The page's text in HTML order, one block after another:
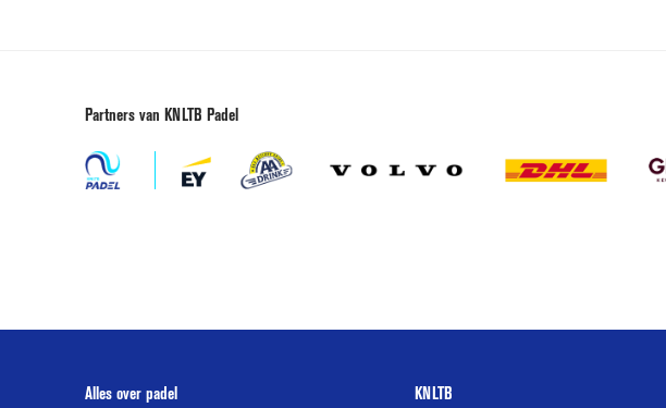
Partners van KNLTB Padel
Over
Alles over padel KNLTB